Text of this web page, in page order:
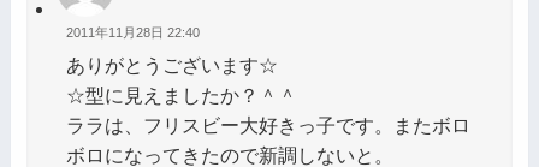
2011年11月28日 22:40
ありがとうございます☆
☆型に見えましたか？＾＾
ララは、フリスビー大好きっ子です。またボロ
ボロになってきたので新調しないと。